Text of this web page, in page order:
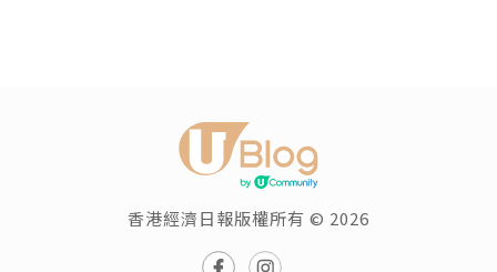
香港經濟日報版權所有 © 2026